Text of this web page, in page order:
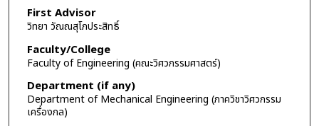
First Advisor
วิทยา วัณณสุโภประสิทธิ์
Faculty/College
Faculty of Engineering (คณะวิศวกรรมศาสตร์)
Department (if any)
Department of Mechanical Engineering (ภาควิชาวิศวกรรม
เครื่องกล)